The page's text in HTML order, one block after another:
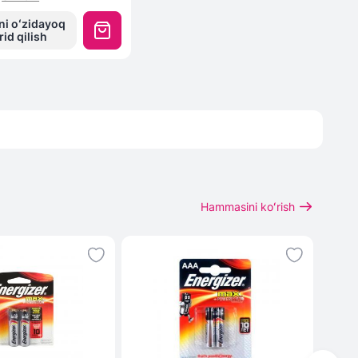
oʻzidayoq
qilish
Hammasini koʻrish